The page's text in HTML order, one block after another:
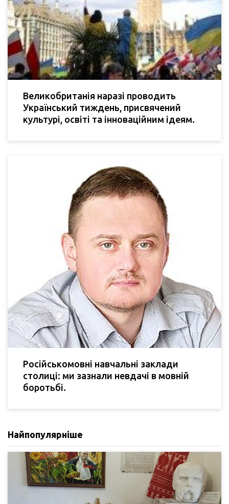
Великобританія наразі проводить
Український тиждень, присвячений
культурі, освіті та інноваційним ідеям.
Російськомовні навчальні заклади
столиці: ми зазнали невдачі в мовній
боротьбі.
Найпопулярніше